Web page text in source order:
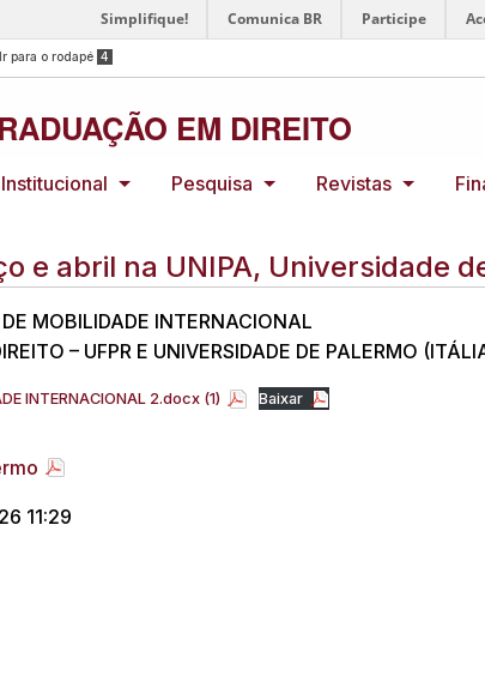
Simplifique! Comunica BR Participe
Ir para o rodapé 4
EM DIREITO
Institucional Pesquisa Revistas
e abril na UNIPA, Universidade
MOBILIDADE INTERNACIONAL
– UFPR E UNIVERSIDADE DE PALERMO
INTERNACIONAL 2.docx (1)
Baixar
11:29